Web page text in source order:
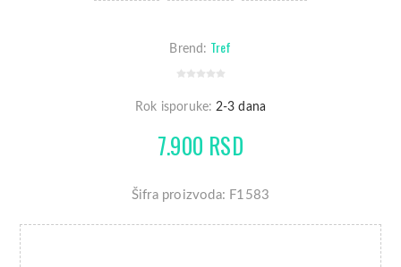
Brend: Tref
Rok isporuke: 2-3 dana
7.900 RSD
Šifra proizvoda: F1583